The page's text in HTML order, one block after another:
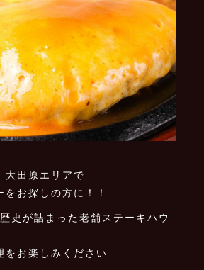
大田原エリアで
お探しの方に！！
史が詰まった老舗ステーキハウ
をお楽しみください